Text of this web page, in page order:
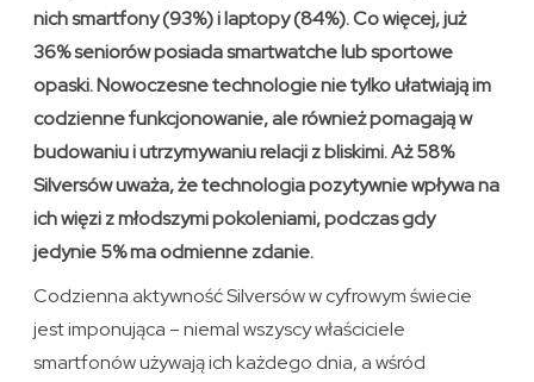
nich smartfony (93%) i laptopy (84%). Co więcej, już
36% seniorów posiada smartwatche lub sportowe
opaski. Nowoczesne technologie nie tylko ułatwiają im
codzienne funkcjonowanie, ale również pomagają w
budowaniu i utrzymywaniu relacji z bliskimi. Aż 58%
Silversów uważa, że technologia pozytywnie wpływa na
ich więzi z młodszymi pokoleniami, podczas gdy
jedynie 5% ma odmienne zdanie.
Codzienna aktywność Silversów w cyfrowym świecie
jest imponująca – niemal wszyscy właściciele
smartfonów używają ich każdego dnia, a wśród